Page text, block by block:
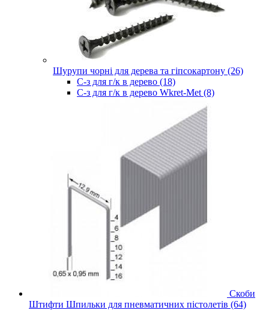
Шурупи чорні для дерева та гіпсокартону (26)
С-з для г/к в дерево (18)
С-з для г/к в дерево Wkret-Met (8)
Скоби
Штифти Шпильки для пневматичних пістолетів (64)